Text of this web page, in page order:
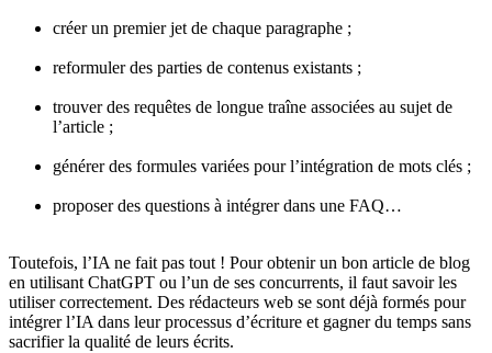
créer un premier jet de chaque paragraphe ;
reformuler des parties de contenus existants ;
trouver des requêtes de longue traîne associées au sujet de
l’article ;
générer des formules variées pour l’intégration de mots clés ;
proposer des questions à intégrer dans une FAQ…
Toutefois, l’IA ne fait pas tout ! Pour obtenir un bon article de blog
en utilisant ChatGPT ou l’un de ses concurrents, il faut savoir les
utiliser correctement. Des rédacteurs web se sont déjà formés pour
intégrer l’IA dans leur processus d’écriture et gagner du temps sans
sacrifier la qualité de leurs écrits.